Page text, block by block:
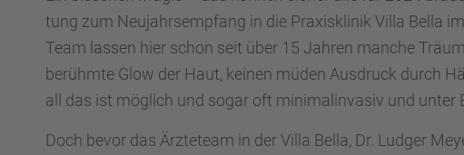
tung zum Neujahrs­emp­fang in die Praxis­kli­nik Villa Bella
Team lassen hier schon seit über 15 Jahren manche
berühmte Glow der Haut, keinen müden Ausdruck durch
all das ist möglich und sogar oft minimal­in­va­siv und unter
Doch bevor das Ärzte­team in der Villa Bella, Dr. Ludger